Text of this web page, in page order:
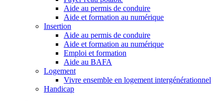
Aide au permis de conduire
Aide et formation au numérique
Insertion
Aide au permis de conduire
Aide et formation au numérique
Emploi et formation
Aide au BAFA
Logement
Vivre ensemble en logement intergénérationnel
Handicap